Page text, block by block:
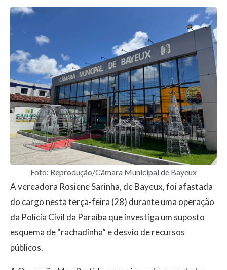
Foto: Reprodução/Câmara Municipal de Bayeux
A vereadora Rosiene Sarinha, de Bayeux, foi afastada
do cargo nesta terça-feira (28) durante uma operação
da Polícia Civil da Paraíba que investiga um suposto
esquema de “rachadinha” e desvio de recursos
públicos.